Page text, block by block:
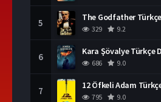
5 The Godfather
329 9.2
6 Kara Şövalye Türkçe
686 9.0
7 12 Öfkeli Adam
795 9.0